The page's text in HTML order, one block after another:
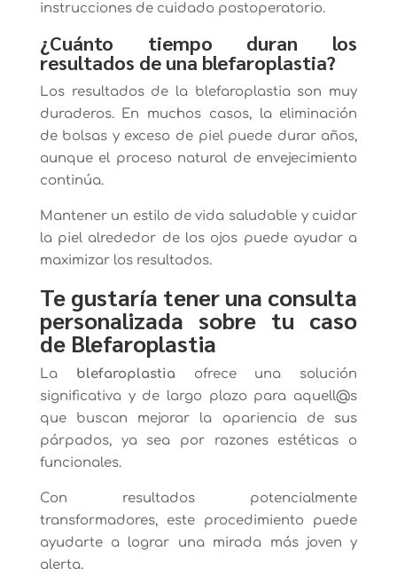
instrucciones de cuidado postoperatorio.
¿Cuánto tiempo duran los
resultados de una blefaroplastia?
Los resultados de la blefaroplastia son muy
duraderos. En muchos casos, la eliminación
de bolsas y exceso de piel puede durar años,
aunque el proceso natural de envejecimiento
continúa.
Mantener un estilo de vida saludable y cuidar
la piel alrededor de los ojos puede ayudar a
maximizar los resultados.
Te gustaría tener una consulta
personalizada sobre tu caso
de Blefaroplastia
La blefaroplastiaofrece una solución
significativa y de largo plazo para aquell@s
que buscan mejorar la apariencia de sus
párpados, ya sea por razones estéticas o
funcionales.
Con resultados potencialmente
transformadores, este procedimiento puede
ayudarte a lograr una mirada más joven y
alerta.